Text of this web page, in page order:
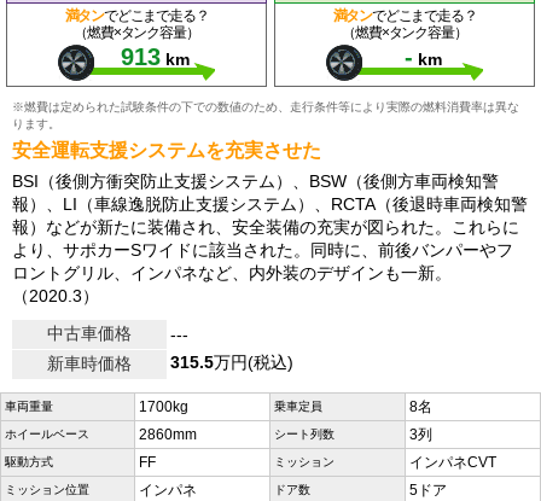
満タンでどこまで走る？
（燃費×タンク容量）
913 km
満タンでどこまで走る？
（燃費×タンク容量）
- km
※燃費は定められた試験条件の下での数値のため、走行条件等により実際の燃料消費率は異な
ります。
安全運転支援システムを充実させた
BSI（後側方衝突防止支援システム）、BSW（後側方車両検知警
報）、LI（車線逸脱防止支援システム）、RCTA（後退時車両検知警
報）などが新たに装備され、安全装備の充実が図られた。これらに
より、サポカーSワイドに該当された。同時に、前後バンパーやフ
ロントグリル、インパネなど、内外装のデザインも一新。
（2020.3）
中古車価格
---
新車時価格
315.5万円(税込)
車両重量 1700kg 乗車定員 8名
ホイールベース 2860mm シート列数 3列
駆動方式 FF ミッション インパネCVT
ミッション位置 インパネ ドア数 5ドア